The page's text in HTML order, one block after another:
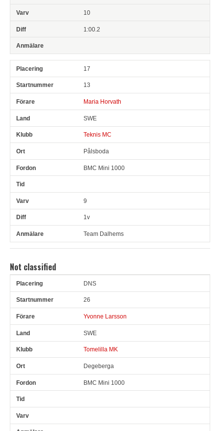
10
1:00.2
17
13
Maria Horvath
SWE
Teknis MC
Pålsboda
BMC Mini 1000
9
1v
Team Dalhems
Not classified
Pl Snr Land
DNS
26
Yvonne Larsson
SWE
Tomelilla MK
Degeberga
BMC Mini 1000